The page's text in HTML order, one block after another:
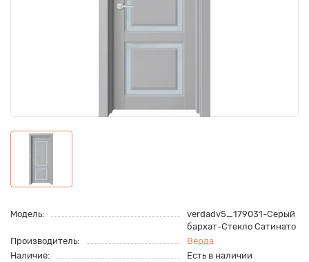
Модель:
verdadv5_179031-Серый
бархат-Стекло Сатинато
Производитель:
Верда
Наличие:
Есть в наличии